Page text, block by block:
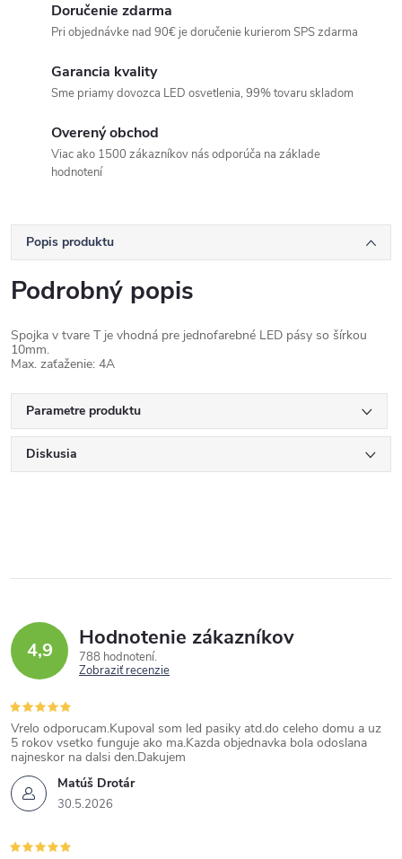
Doručenie zdarma
Pri objednávke nad 90€ je doručenie kurierom SPS zdarma
Garancia kvality
Sme priamy dovozca LED osvetlenia, 99% tovaru skladom
Overený obchod
Viac ako 1500 zákazníkov nás odporúča na základe
hodnotení
Popis produktu
Podrobný popis
Spojka v tvare T je vhodná pre jednofarebné LED pásy so šírkou
10mm.
Max. zaťaženie: 4A
Parametre produktu
Diskusia
4,9 Hodnotenie zákazníkov
788 hodnotení
Zobraziť recenzie
Matúš Drotár
30.5.2026
Vrelo odporucam.Kupoval som led pasiky atd.do celeho domu a uz
5 rokov vsetko funguje ako ma.Kazda objednavka bola odoslana
najneskor na dalsi den.Dakujem